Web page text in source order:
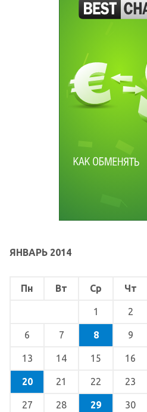
ЯНВАРЬ 2014
Пн Вт Ср Чт
1 2
6 7 8 9
13 14 15 16
20 21 22 23
27 28 29 30